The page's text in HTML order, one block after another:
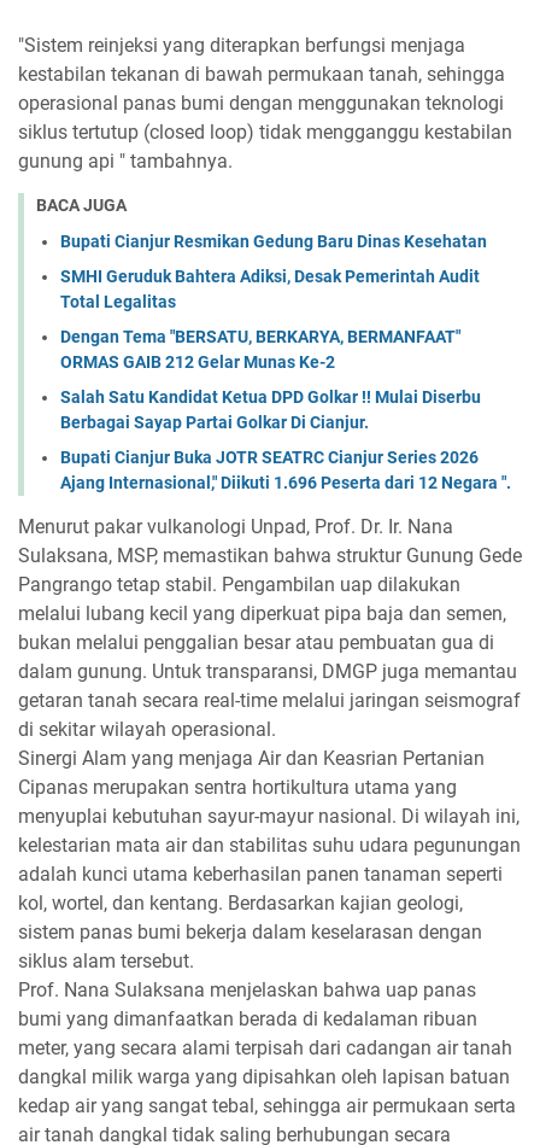
"Sistem reinjeksi yang diterapkan berfungsi menjaga
kestabilan tekanan di bawah permukaan tanah, sehingga
operasional panas bumi dengan menggunakan teknologi
siklus tertutup (closed loop) tidak mengganggu kestabilan
gunung api " tambahnya.
BACA JUGA
Bupati Cianjur Resmikan Gedung Baru Dinas Kesehatan
SMHI Geruduk Bahtera Adiksi, Desak Pemerintah Audit
Total Legalitas
Dengan Tema "BERSATU, BERKARYA, BERMANFAAT"
ORMAS GAIB 212 Gelar Munas Ke-2
Salah Satu Kandidat Ketua DPD Golkar !! Mulai Diserbu
Berbagai Sayap Partai Golkar Di Cianjur.
Bupati Cianjur Buka JOTR SEATRC Cianjur Series 2026
Ajang Internasional," Diikuti 1.696 Peserta dari 12 Negara ".
Menurut pakar vulkanologi Unpad, Prof. Dr. Ir. Nana
Sulaksana, MSP, memastikan bahwa struktur Gunung Gede
Pangrango tetap stabil. Pengambilan uap dilakukan
melalui lubang kecil yang diperkuat pipa baja dan semen,
bukan melalui penggalian besar atau pembuatan gua di
dalam gunung. Untuk transparansi, DMGP juga memantau
getaran tanah secara real-time melalui jaringan seismograf
di sekitar wilayah operasional.
Sinergi Alam yang menjaga Air dan Keasrian Pertanian
Cipanas merupakan sentra hortikultura utama yang
menyuplai kebutuhan sayur-mayur nasional. Di wilayah ini,
kelestarian mata air dan stabilitas suhu udara pegunungan
adalah kunci utama keberhasilan panen tanaman seperti
kol, wortel, dan kentang. Berdasarkan kajian geologi,
sistem panas bumi bekerja dalam keselarasan dengan
siklus alam tersebut.
Prof. Nana Sulaksana menjelaskan bahwa uap panas
bumi yang dimanfaatkan berada di kedalaman ribuan
meter, yang secara alami terpisah dari cadangan air tanah
dangkal milik warga yang dipisahkan oleh lapisan batuan
kedap air yang sangat tebal, sehingga air permukaan serta
air tanah dangkal tidak saling berhubungan secara